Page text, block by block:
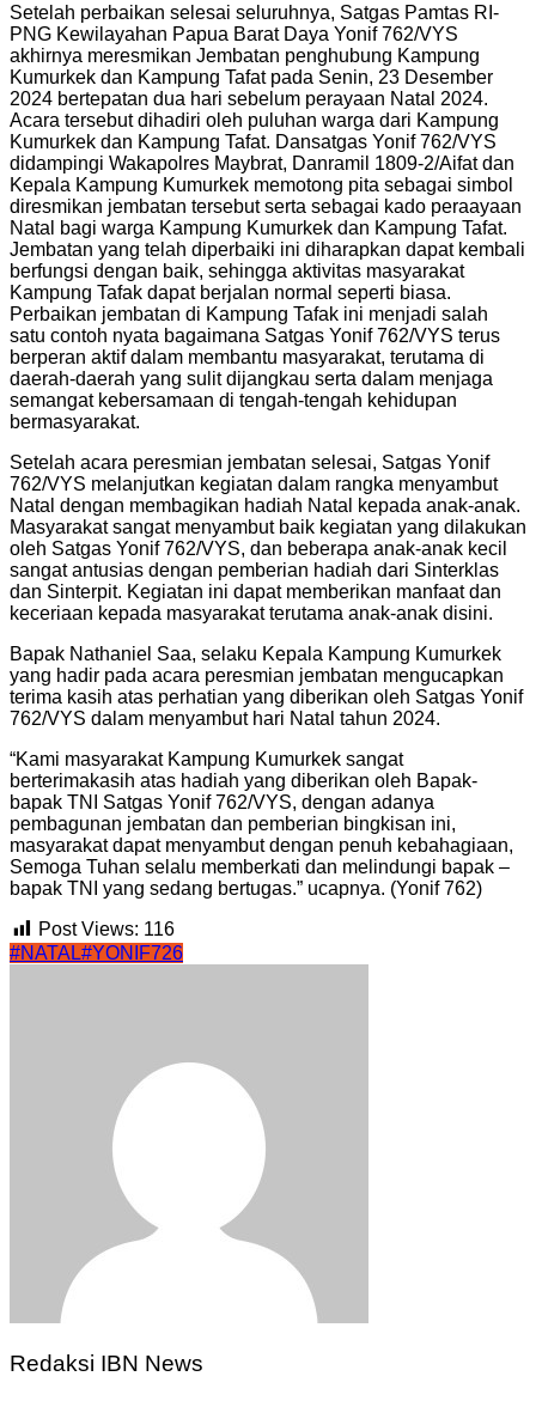
Setelah perbaikan selesai seluruhnya, Satgas Pamtas RI-
PNG Kewilayahan Papua Barat Daya Yonif 762/VYS
akhirnya meresmikan Jembatan penghubung Kampung
Kumurkek dan Kampung Tafat pada Senin, 23 Desember
2024 bertepatan dua hari sebelum perayaan Natal 2024.
Acara tersebut dihadiri oleh puluhan warga dari Kampung
Kumurkek dan Kampung Tafat. Dansatgas Yonif 762/VYS
didampingi Wakapolres Maybrat, Danramil 1809-2/Aifat dan
Kepala Kampung Kumurkek memotong pita sebagai simbol
diresmikan jembatan tersebut serta sebagai kado peraayaan
Natal bagi warga Kampung Kumurkek dan Kampung Tafat.
Jembatan yang telah diperbaiki ini diharapkan dapat kembali
berfungsi dengan baik, sehingga aktivitas masyarakat
Kampung Tafak dapat berjalan normal seperti biasa.
Perbaikan jembatan di Kampung Tafak ini menjadi salah
satu contoh nyata bagaimana Satgas Yonif 762/VYS terus
berperan aktif dalam membantu masyarakat, terutama di
daerah-daerah yang sulit dijangkau serta dalam menjaga
semangat kebersamaan di tengah-tengah kehidupan
bermasyarakat.
Setelah acara peresmian jembatan selesai, Satgas Yonif
762/VYS melanjutkan kegiatan dalam rangka menyambut
Natal dengan membagikan hadiah Natal kepada anak-anak.
Masyarakat sangat menyambut baik kegiatan yang dilakukan
oleh Satgas Yonif 762/VYS, dan beberapa anak-anak kecil
sangat antusias dengan pemberian hadiah dari Sinterklas
dan Sinterpit. Kegiatan ini dapat memberikan manfaat dan
keceriaan kepada masyarakat terutama anak-anak disini.
Bapak Nathaniel Saa, selaku Kepala Kampung Kumurkek
yang hadir pada acara peresmian jembatan mengucapkan
terima kasih atas perhatian yang diberikan oleh Satgas Yonif
762/VYS dalam menyambut hari Natal tahun 2024.
“Kami masyarakat Kampung Kumurkek sangat
berterimakasih atas hadiah yang diberikan oleh Bapak-
bapak TNI Satgas Yonif 762/VYS, dengan adanya
pembagunan jembatan dan pemberian bingkisan ini,
masyarakat dapat menyambut dengan penuh kebahagiaan,
Semoga Tuhan selalu memberkati dan melindungi bapak –
bapak TNI yang sedang bertugas.” ucapnya. (Yonif 762)
Post Views: 116
#NATAL#YONIF726
Redaksi IBN News